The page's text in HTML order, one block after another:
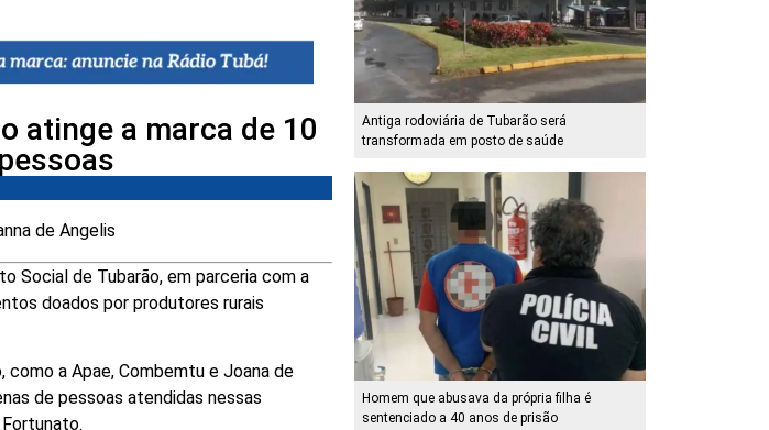
atinge a marca de 10
de Angelis
Social de Tubarão, em parceria com a
doados por produtores rurais
a Apae, Combemtu e Joana de
de pessoas atendidas nessas
Antiga rodoviária de Tubarão será
transformada em posto de saúde
Homem que abusava da própria filha é
sentenciado a 40 anos de prisão